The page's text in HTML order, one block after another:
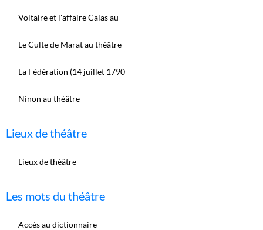
Voltaire et l'affaire Calas au
Le Culte de Marat au théâtre
La Fédération (14 juillet 1790
Ninon au théâtre
Lieux de théâtre
Lieux de théâtre
Les mots du théâtre
Accès au dictionnaire